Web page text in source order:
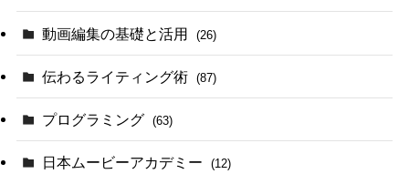
動画編集の基礎と活用 (26)
伝わるライティング術 (87)
プログラミング (63)
日本ムービーアカデミー (12)